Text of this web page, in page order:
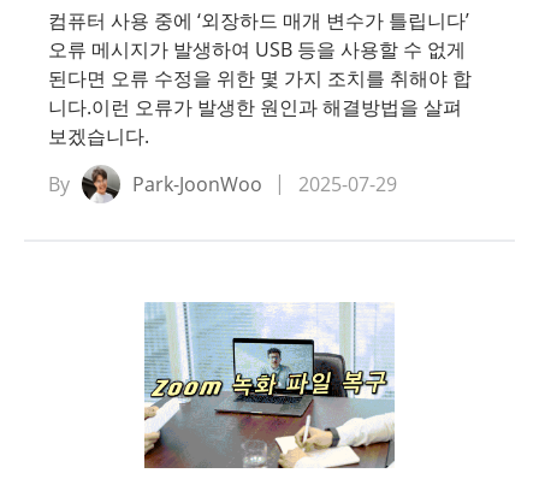
컴퓨터 사용 중에 ‘외장하드 매개 변수가 틀립니다’
오류 메시지가 발생하여 USB 등을 사용할 수 없게
된다면 오류 수정을 위한 몇 가지 조치를 취해야 합
니다.이런 오류가 발생한 원인과 해결방법을 살펴
보겠습니다.
By
Park-JoonWoo 2025-07-29